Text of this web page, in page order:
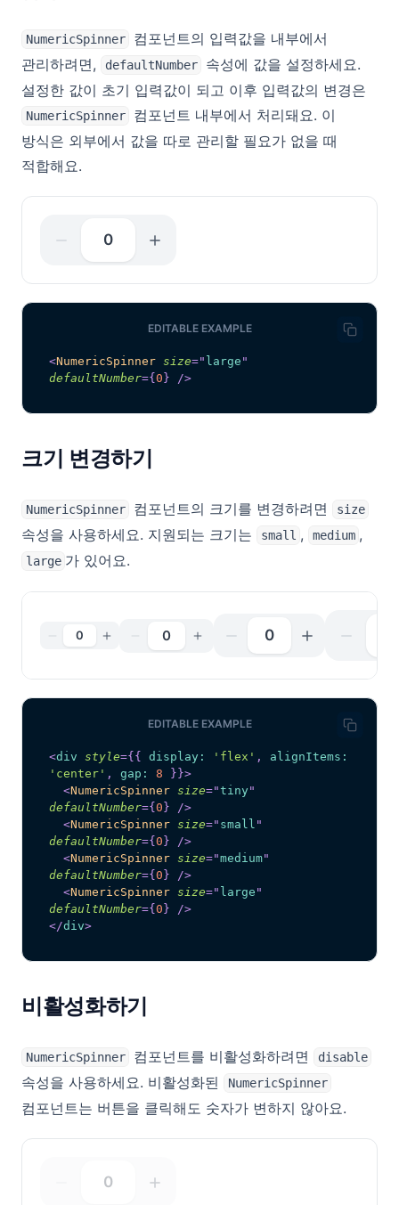
NumericSpinner
컴포넌트의 입력값을 내부에서
관리하려면,
defaultNumber
속성에 값을 설정하세요.
설정한 값이 초기 입력값이 되고 이후 입력값의 변경은
NumericSpinner
컴포넌트 내부에서 처리돼요. 이
방식은 외부에서 값을 따로 관리할 필요가 없을 때
적합해요.
0
EDITABLE EXAMPLE
<NumericSpinner size=" large "
defaultNumber={ 0 } />
크기 변경하기
NumericSpinner 컴포넌트의 크기를 변경하려면 size
속성을 사용하세요. 지원되는 크기는 small , medium ,
large 가 있어요.
0 0 0
EDITABLE EXAMPLE
<div style={ { display : 'flex' , alignItems :
'center' , gap : 8 } }>
<NumericSpinner size="tiny"
defaultNumber={ 0 }
/>
<NumericSpinner size=" small "
defaultNumber={ 0 }
/>
<NumericSpinner size="medium"
defaultNumber={ 0 }
/>
<NumericSpinner size=" large "
defaultNumber={ 0 }
/>
</div>
비활성화하기
NumericSpinner 컴포넌트를 비활성화하려면 disable
속성을 사용하세요. 비활성화된 NumericSpinner
컴포넌트는 버튼을 클릭해도 숫자가 변하지 않아요.
0